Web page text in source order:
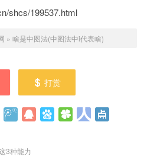
shcs/199537.html
» 啥是中图法(中图法中i代表啥)
打赏
3种能力